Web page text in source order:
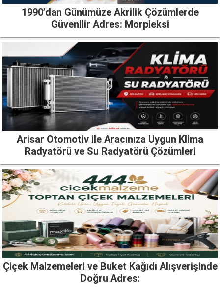
1990’dan Günümüze Akrilik Çözümlerde
Güvenilir Adres: Morpleksi
Arisar Otomotiv ile Aracınıza Uygun Klima
Radyatörü ve Su Radyatörü Çözümleri
Çiçek Malzemeleri ve Buket Kağıdı Alışverişinde
Doğru Adres: